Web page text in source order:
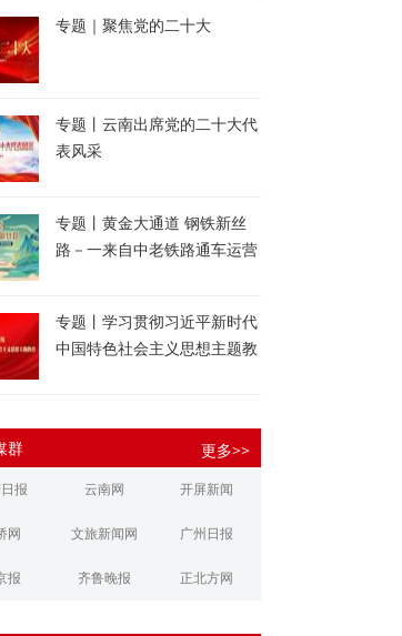
专题｜聚焦党的二十大
专题丨云南出席党的二十大代
表风采
专题丨黄金大通道 钢铁新丝
路－一来自中老铁路通车运营
专题丨学习贯彻习近平新时代
中国特色社会主义思想主题教
群 更多>>
报 云南网 开屏新闻
网 文旅新闻网 广州日报
报 齐鲁晚报 正北方网